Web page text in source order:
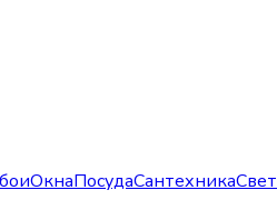
ОкнаПосудаСантехникаСвет